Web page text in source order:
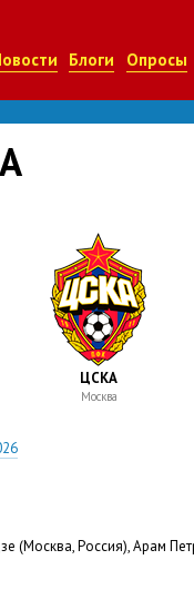
Блоги Опросы
ЦСКА
Москва
(Москва, Россия), Арам